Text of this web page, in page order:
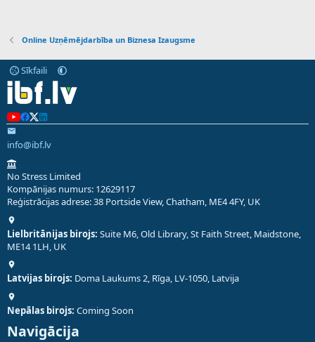
Online Uzņēmējdarbība un Biznesa Izaugsme
Sīkfaili
info@ibf.lv
No Stress Limited
Kompānijas numurs: 12629117
Reģistrācijas adrese: 38 Portside View, Chatham, ME4 4FY, UK
Lielbritānijas birojs: Suite M6, Old Library, St Faith Street, Maidstone,
ME14 1LH, UK
Latvijas birojs: Doma Laukums 2, Rīga, LV-1050, Latvija
Nepālas birojs: Coming Soon
Navigācija